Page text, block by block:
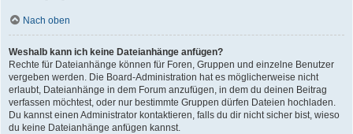
Nach oben
Weshalb kann ich keine Dateianhänge anfügen?
Rechte für Dateianhänge können für Foren, Gruppen und einzelne Benutzer
vergeben werden. Die Board-Administration hat es möglicherweise nicht
erlaubt, Dateianhänge in dem Forum anzufügen, in dem du deinen Beitrag
verfassen möchtest, oder nur bestimmte Gruppen dürfen Dateien hochladen.
Du kannst einen Administrator kontaktieren, falls du dir nicht sicher bist, wieso
du keine Dateianhänge anfügen kannst.